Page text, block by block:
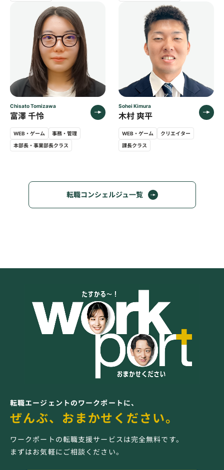
Chisato Tomizawa
富澤 千怜
WEB・ゲーム
事務・管理
本部長・事業部長クラス
Sohei Kimura
木村 爽平
WEB・ゲーム
クリエイター
課長クラス
転職コンシェルジュ一覧
転職エージェントのワークポートに、
ぜんぶ、おまかせください。
ワークポートの転職支援サービスは完全無料です。
まずはお気軽にご相談ください。